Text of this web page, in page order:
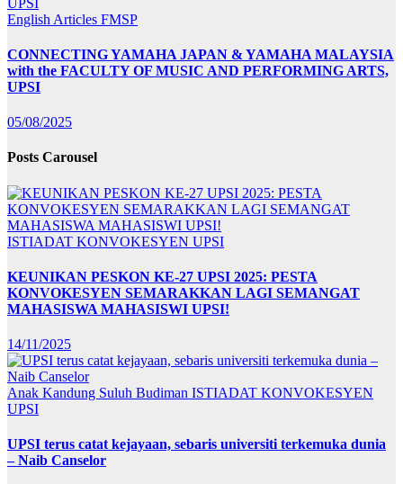
English Articles FMSP
CONNECTING YAMAHA JAPAN & YAMAHA MALAYSIA
with the FACULTY OF MUSIC AND PERFORMING ARTS,
UPSI
05/08/2025
Posts Carousel
ISTIADAT KONVOKESYEN UPSI
KEUNIKAN PESKON KE-27 UPSI 2025: PESTA
KONVOKESYEN SEMARAKKAN LAGI SEMANGAT
MAHASISWA MAHASISWI UPSI!
14/11/2025
Anak Kandung Suluh Budiman ISTIADAT KONVOKESYEN
UPSI
UPSI terus catat kejayaan, sebaris universiti terkemuka dunia
– Naib Canselor